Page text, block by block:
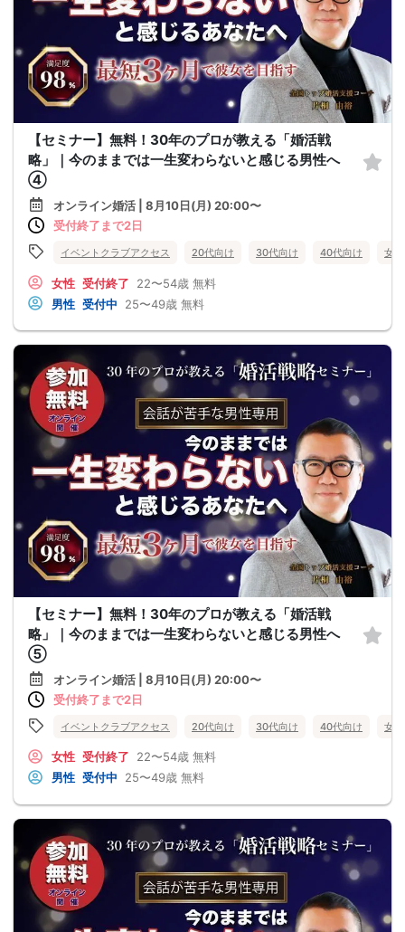
【セミナー】無料！30年のプロが教える「婚活戦
略」｜今のままでは一生変わらないと感じる男性へ
④
オンライン婚活 | 8月10日(月) 20:00〜
受付終了まで2日
イベントクラブアクセス 20代向け 30代向け 40代向け 女
女性 受付終了 22〜54歳 無料
男性 受付中 25〜49歳 無料
【セミナー】無料！30年のプロが教える「婚活戦
略」｜今のままでは一生変わらないと感じる男性へ
⑤
オンライン婚活 | 8月10日(月) 20:00〜
受付終了まで2日
イベントクラブアクセス 20代向け 30代向け 40代向け 女
女性 受付終了 22〜54歳 無料
男性 受付中 25〜49歳 無料